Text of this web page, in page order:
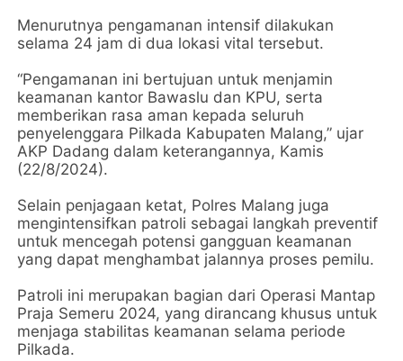
Menurutnya pengamanan intensif dilakukan
selama 24 jam di dua lokasi vital tersebut.
“Pengamanan ini bertujuan untuk menjamin
keamanan kantor Bawaslu dan KPU, serta
memberikan rasa aman kepada seluruh
penyelenggara Pilkada Kabupaten Malang,” ujar
AKP Dadang dalam keterangannya, Kamis
(22/8/2024).
Selain penjagaan ketat, Polres Malang juga
mengintensifkan patroli sebagai langkah preventif
untuk mencegah potensi gangguan keamanan
yang dapat menghambat jalannya proses pemilu.
Patroli ini merupakan bagian dari Operasi Mantap
Praja Semeru 2024, yang dirancang khusus untuk
menjaga stabilitas keamanan selama periode
Pilkada.